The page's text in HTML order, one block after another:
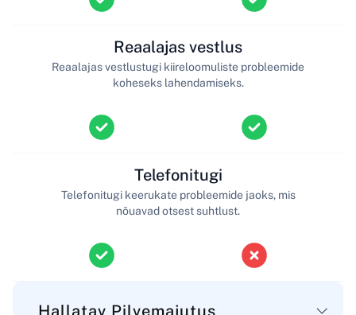
Reaalajas vestlus
Reaalajas vestlustugi kiireloomuliste probleemide
koheseks lahendamiseks.
Telefonitugi
Telefonitugi keerukate probleemide jaoks, mis
nõuavad otsest suhtlust.
Hallatav Pilvemajutus